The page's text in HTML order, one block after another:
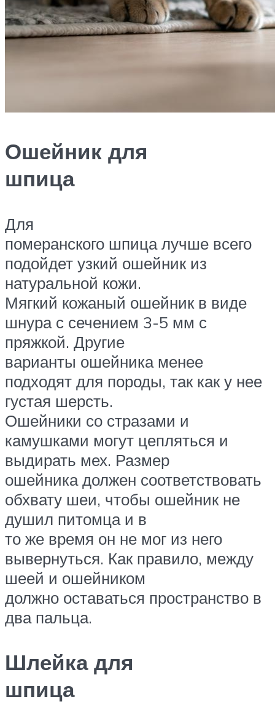
Ошейник для
шпица
Для
померанского шпица лучше всего
подойдет узкий ошейник из
натуральной кожи.
Мягкий кожаный ошейник в виде
шнура с сечением 3-5 мм с
пряжкой. Другие
варианты ошейника менее
подходят для породы, так как у нее
густая шерсть.
Ошейники со стразами и
камушками могут цепляться и
выдирать мех. Размер
ошейника должен соответствовать
обхвату шеи, чтобы ошейник не
душил питомца и в
то же время он не мог из него
вывернуться. Как правило, между
шеей и ошейником
должно оставаться пространство в
два пальца.
Шлейка для
шпица